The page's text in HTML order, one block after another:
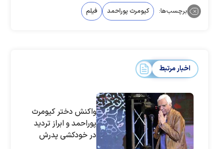
برچسب‌ها: کیومرث پوراحمد فیلم
اخبار مرتبط
واکنش دختر کیومرث
پوراحمد و ابراز تردید
در خودکشی پدرش